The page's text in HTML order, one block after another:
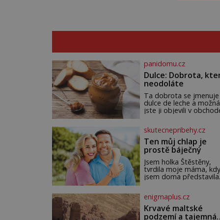
panidomu.cz
Dulce: Dobrota,
neodoláte
Ta dobrota se jmenuje
dulce de leche a
jste ji objevili v
ještě lepší. Název je
španělský a znamená
jednoduše „mléčná
sladkost“. Původ ovšem
není úplně jednoznačný,
autorství této receptury
pře hned několik
traduje,
skutecnepribehy.cz
Ten můj chlap je
prostě báječný
Jsem holka Štěstěny,
tvrdila moje máma,
jsem doma představila
neopustilo nikdy. Myslím,
že mi trochu záviděla,
nikdy jsem jí to neřekla.
enigmaplus.cz
Krvavé maltské
podzemí a tajemná